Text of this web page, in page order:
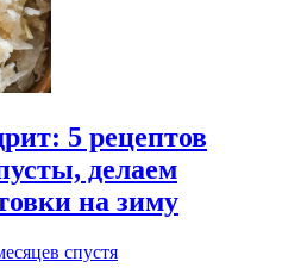
5 рецептов
делаем
на зиму
спустя